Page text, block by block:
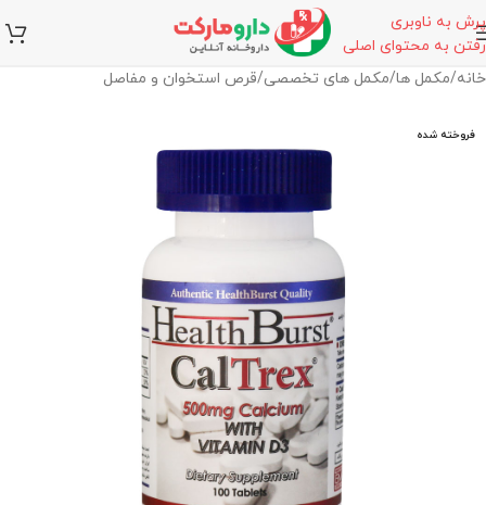
پرش به ناوبری
رفتن به محتوای اصلی
خانه/مکمل ها/مکمل های تخصصی/قرص استخوان و مفاصل
فروخته شده